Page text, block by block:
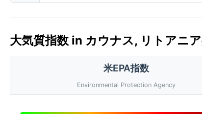
大気質指数 in カウナス, リトアニ
米EPA指数
Environmental Protection Agency